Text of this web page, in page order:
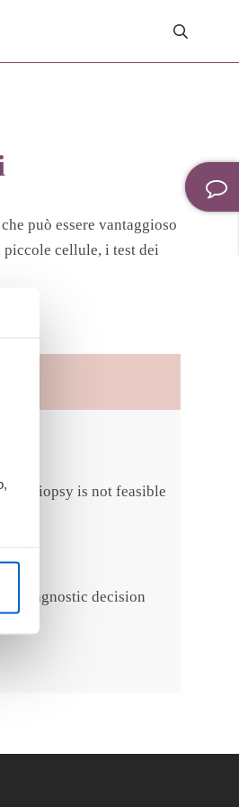
può essere vantaggioso
piccole cellule, i test dei
biopsy is not feasible
diagnostic decision